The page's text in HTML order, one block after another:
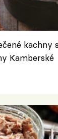
kachny
Kamberské